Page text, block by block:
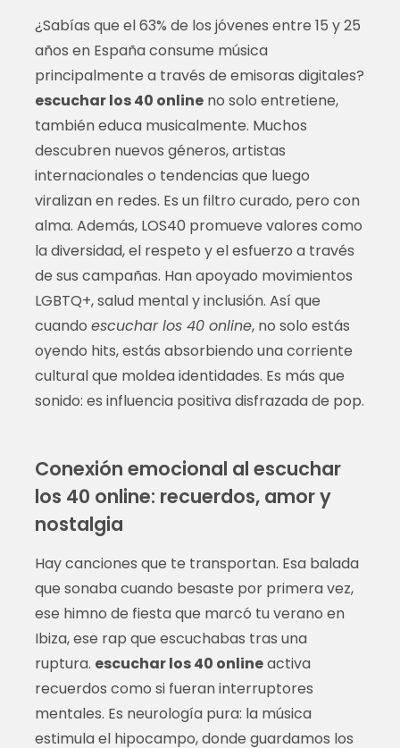
¿Sabías que el 63% de los jóvenes entre 15 y 25
años en España consume música
principalmente a través de emisoras digitales?
escuchar los 40 onlineno solo entretiene,
también educa musicalmente. Muchos
descubren nuevos géneros, artistas
internacionales o tendencias que luego
viralizan en redes. Es un filtro curado, pero con
alma. Además, LOS40 promueve valores como
la diversidad, el respeto y el esfuerzo a través
de sus campañas. Han apoyado movimientos
LGBTQ+, salud mental y inclusión. Así que
cuando escuchar los 40 online, no solo estás
oyendo hits, estás absorbiendo una corriente
cultural que moldea identidades. Es más que
sonido: es influencia positiva disfrazada de pop.
Conexión emocional al escuchar
los 40 online: recuerdos, amor y
nostalgia
Hay canciones que te transportan. Esa balada
que sonaba cuando besaste por primera vez,
ese himno de fiesta que marcó tu verano en
Ibiza, ese rap que escuchabas tras una
ruptura. escuchar los 40 onlineactiva
recuerdos como si fueran interruptores
mentales. Es neurología pura: la música
estimula el hipocampo, donde guardamos los